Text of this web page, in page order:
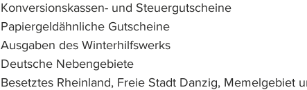
Konversionskassen- und Steuergutscheine
Papiergeldähnliche Gutscheine
Ausgaben des Winterhilfswerks
Deutsche Nebengebiete
Besetztes Rheinland, Freie Stadt Danzig, Memelgebiet